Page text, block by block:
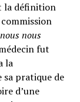
la définition
nous
fut
la
sa pratique de
d’une